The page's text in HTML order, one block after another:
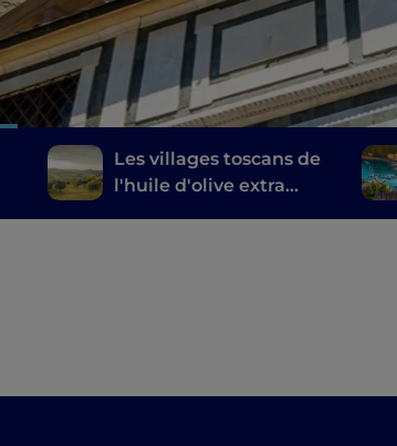
Les villages toscans de
l'huile d'olive extra